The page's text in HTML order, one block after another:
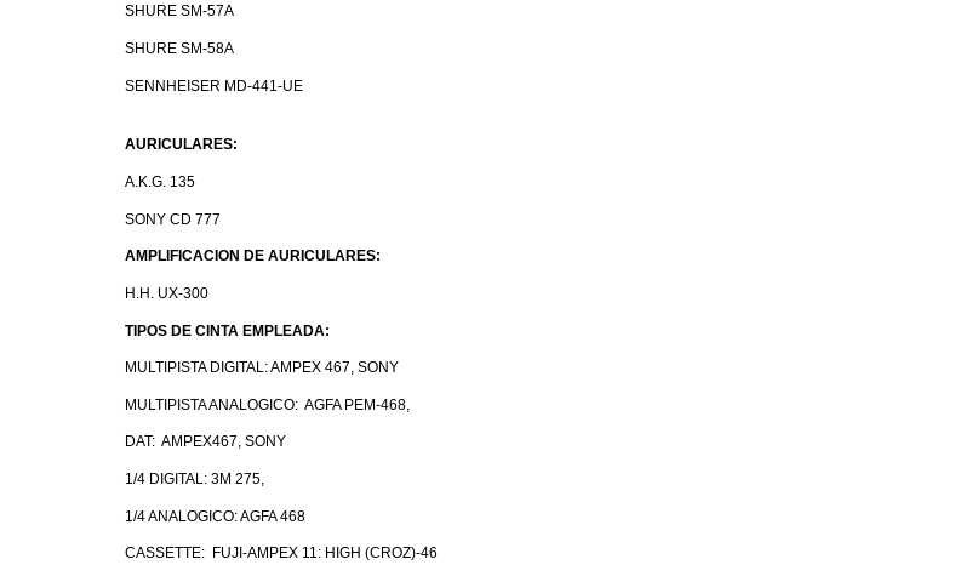
SHURE SM-57A
SHURE SM-58A
SENNHEISER MD-441-UE
AURICULARES:
A.K.G. 135
SONY CD 777
AMPLIFICACION DE AURICULARES:
H.H. UX-300
TIPOS DE CINTA EMPLEADA:
MULTIPISTA DIGITAL: AMPEX 467, SONY
MULTIPISTA ANALOGICO: AGFA PEM-468,
DAT: AMPEX467, SONY
1/4 DIGITAL: 3M 275,
1/4 ANALOGICO: AGFA 468
CASSETTE: FUJI-AMPEX 11: HIGH (CROZ)-46